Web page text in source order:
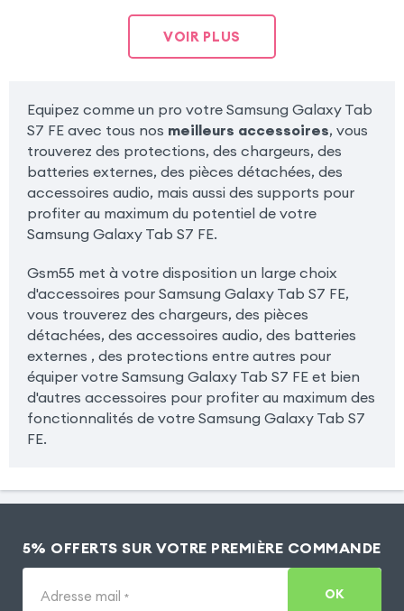
VOIR PLUS
Equipez comme un pro votre Samsung Galaxy Tab
S7 FE avec tous nos meilleurs accessoires, vous
trouverez des protections, des chargeurs, des
batteries externes, des pièces détachées, des
accessoires audio, mais aussi des supports pour
profiter au maximum du potentiel de votre
Samsung Galaxy Tab S7 FE.
Gsm55 met à votre disposition un large choix
d'accessoires pour Samsung Galaxy Tab S7 FE,
vous trouverez des chargeurs, des pièces
détachées, des accessoires audio, des batteries
externes , des protections entre autres pour
équiper votre Samsung Galaxy Tab S7 FE et bien
d'autres accessoires pour profiter au maximum des
fonctionnalités de votre Samsung Galaxy Tab S7
FE.
5% OFFERTS SUR VOTRE PREMIÈRE COMMANDE
Adresse mail * OK